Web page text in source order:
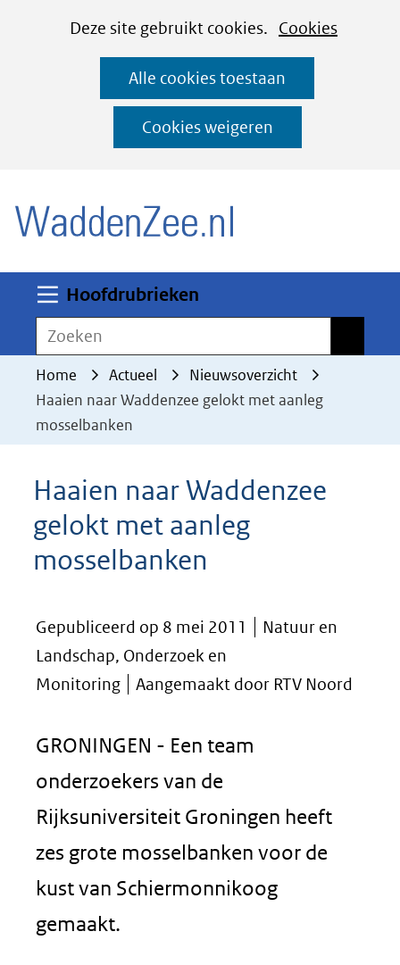
CookiesDeze site gebruikt cookies. Cookies
deze
worden
toegestaan
geweigerd.
Alle cookies toestaan
Cookies weigeren
Ga
naar
de
inhoud
Hoofdrubrieken
Zoeken
Home Actueel
Nieuwsoverzicht
Haaien naar Waddenzee gelokt met aanleg
mosselbanken
Haaien naar Waddenzee
gelokt met aanleg
mosselbanken
Gepubliceerd op 8 mei 2011
Natuur en
Landschap, Onderzoek en
Monitoring
Aangemaakt door RTV Noord
GRONINGEN - Een team
onderzoekers van de
Rijksuniversiteit Groningen heeft
zes grote mosselbanken voor de
kust van Schiermonnikoog
gemaakt.